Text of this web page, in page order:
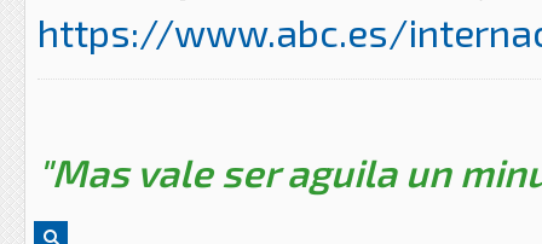
https://www.abc.es/
"Mas vale ser aguila un